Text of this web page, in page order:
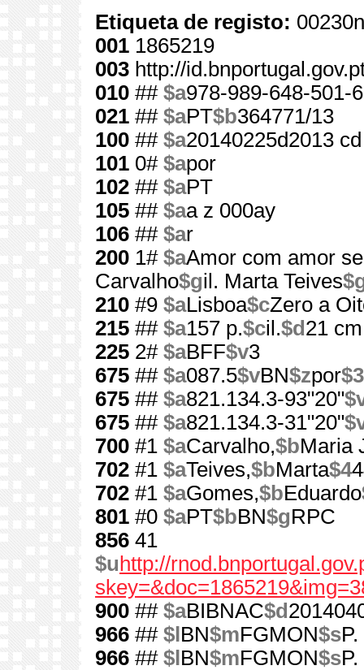
Etiqueta de registo:
001 1865219
003 http://
010 ## $a978-989-648-501-6
021 ## $aPT$b364771/13
100 ## $a20140225d2013
101 0# $apor
102 ## $aPT
105 ## $aa z 000ay
106 ## $ar
200 1# $aAmor com amor
Carvalho$gil. Marta Teives
210 #9 $aLisboa$cZero a
215 ## $a157 p.$cil.$d 21 cm
225 2# $aBFF$v3
675 ## $a087.5$vBN$zpor$3
675 ## $a821.134.3-93"20"
675 ## $a821.134.3-31"20"
700 #1 $aCarvalho,$bMaria
702 #1 $aTeives,$bMarta$4
702 #1 $aGomes,$bEduardo
801 #0 $aPT$bBN$gRPC
856 41
$u http://
900 ## $aBIBNAC$d
966 ## $l BN$mFGMON$s
966 ## $l BN$mFGMON$s